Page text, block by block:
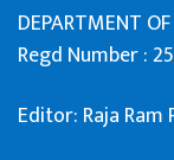
DEPARTMENT
Regd Number :
Editor: Raja Ram